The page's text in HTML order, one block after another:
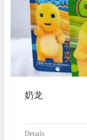
奶龙
Details